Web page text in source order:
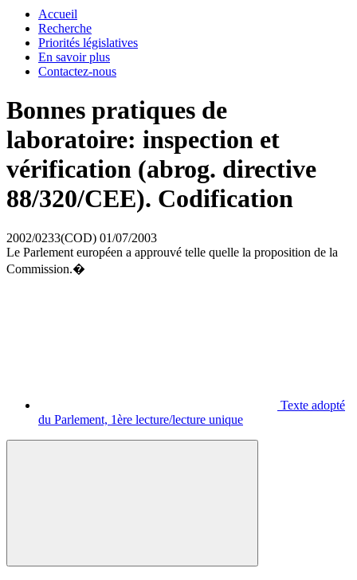
Accueil
Recherche
Priorités législatives
En savoir plus
Contactez-nous
Bonnes pratiques de
laboratoire: inspection et
vérification (abrog. directive
88/320/CEE). Codification
2002/0233(COD) 01/07/2003
Le Parlement européen a approuvé telle quelle la proposition de la
Commission.�
Texte adopté
du Parlement, 1ère lecture/lecture unique